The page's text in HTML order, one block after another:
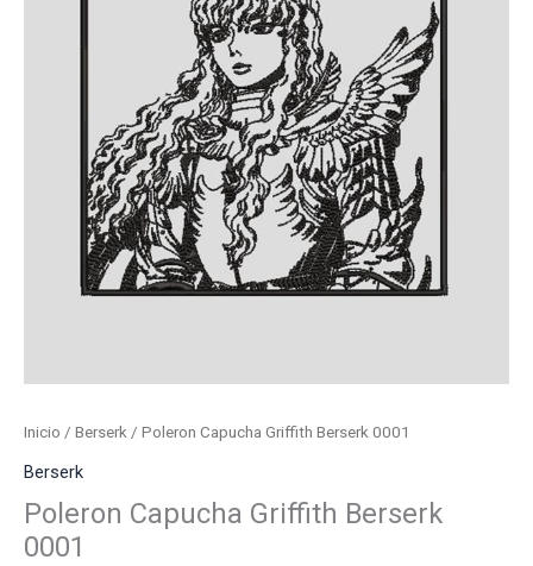
Inicio / Berserk / Poleron Capucha Griffith Berserk 0001
Berserk
Poleron Capucha Griffith Berserk
0001